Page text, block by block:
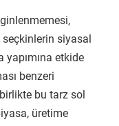
siyasal
yapımına etkide
benzeri
bu tarz sol
üretime